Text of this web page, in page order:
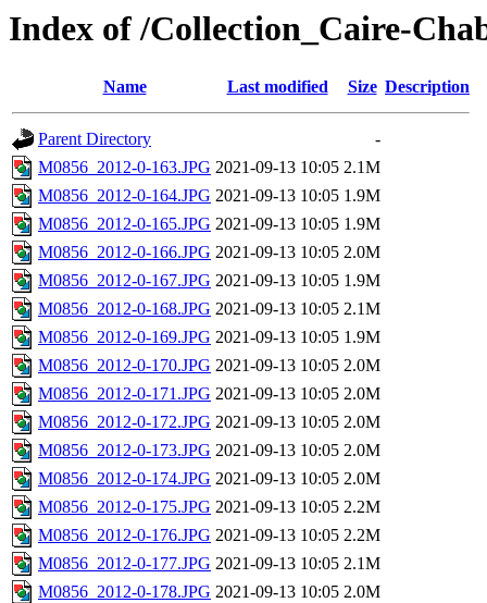
Index of /Collection_Caire-
Name Last modified Size Description
Parent Directory
-
M0856_2012-0-163.JPG 2021-09-13 10:05 2.1M
M0856_2012-0-164.JPG 2021-09-13 10:05 1.9M
M0856_2012-0-165.JPG 2021-09-13 10:05 1.9M
M0856_2012-0-166.JPG 2021-09-13 10:05 2.0M
M0856_2012-0-167.JPG 2021-09-13 10:05 1.9M
M0856_2012-0-168.JPG 2021-09-13 10:05 2.1M
M0856_2012-0-169.JPG 2021-09-13 10:05 1.9M
M0856_2012-0-170.JPG 2021-09-13 10:05 2.0M
M0856_2012-0-171.JPG 2021-09-13 10:05 2.0M
M0856_2012-0-172.JPG 2021-09-13 10:05 2.0M
M0856_2012-0-173.JPG 2021-09-13 10:05 2.0M
M0856_2012-0-174.JPG 2021-09-13 10:05 2.0M
M0856_2012-0-175.JPG 2021-09-13 10:05 2.2M
M0856_2012-0-176.JPG 2021-09-13 10:05 2.2M
M0856_2012-0-177.JPG 2021-09-13 10:05 2.1M
M0856_2012-0-178.JPG 2021-09-13 10:05 2.0M